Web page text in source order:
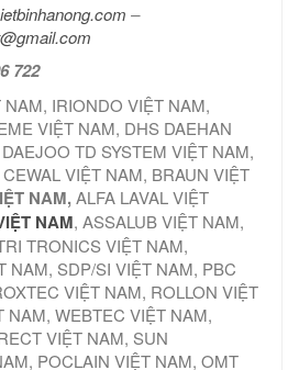
–
722
NAM, IRIONDO VIỆT NAM,
VIỆT NAM, DHS DAEHAN
TD SYSTEM VIỆT NAM,
VIỆT NAM, BRAUN VIỆT
NAM,ALFA LAVAL VIỆT
NAM, ASSALUB VIỆT NAM,
TRONICS VIỆT NAM,
NAM, SDP/SI VIỆT NAM, PBC
VIỆT NAM, ROLLON VIỆT
NAM, WEBTEC VIỆT NAM,
VIỆT NAM, SUN
POCLAIN VIỆT NAM, OMT